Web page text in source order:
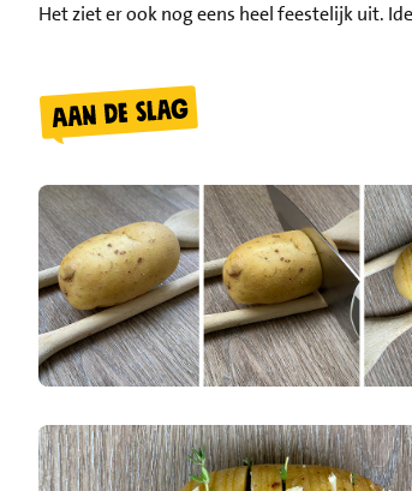
Het ziet er ook nog eens heel feestelijk uit.